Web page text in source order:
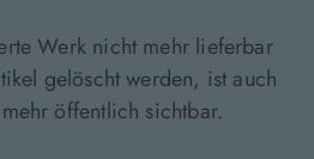
Werk nicht mehr lieferbar
gelöscht werden, ist auch
öffentlich sichtbar.